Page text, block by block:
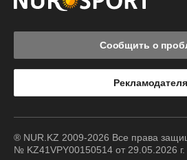
Сообщить о
® NUR.KZ 2009-2026 Все права
№ KZ41VPY00150514 от 29.05.2026 г.